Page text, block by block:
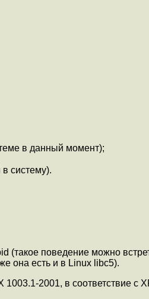
в данный момент);
систему).
(такое поведение можно
она есть и в Linux libc5).
2001, в соответствие с